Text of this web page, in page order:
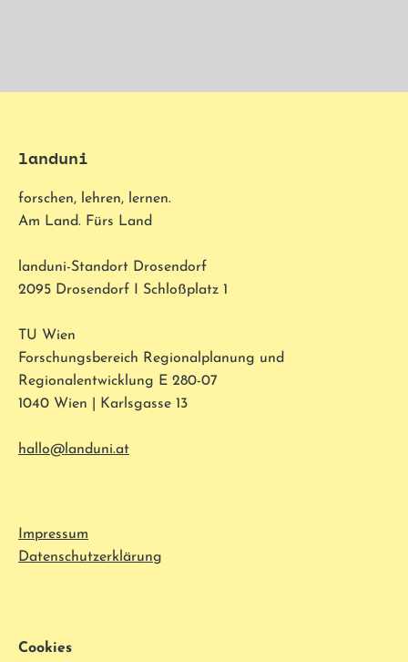
landuni
forschen, lehren, lernen.
Am Land. Fürs Land
landuni-Standort Drosendorf
2095 Drosendorf I Schloßplatz 1
TU Wien
Forschungsbereich Regionalplanung und
Regionalentwicklung E 280-07
1040 Wien | Karlsgasse 13
hallo@landuni.at
Impressum
Datenschutzerklärung
Cookies